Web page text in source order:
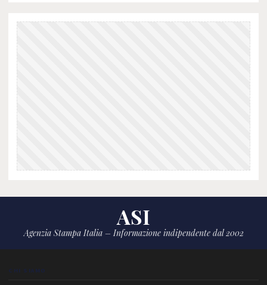
ASI
Agenzia Stampa Italia – Informazione indipendente dal 2002
CHI SIAMO